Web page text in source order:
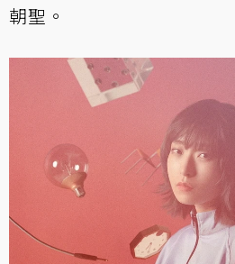
朝聖。